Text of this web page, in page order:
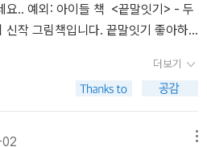
보수 우익을 선동하기에 얼마나 ‘좋
이었다. - 16, 해제페미니스트의 싸움
천히, 그리고 끝까지, 함께 할 수 있기
더 필요할 것 같다. 이제는 고전이 된
아이들 책 <끝말잇기> - 두
신작 그림책입니다. 끝말잇기 좋아하
, 사물들을 사진처럼 그려낸다는 특징
사 어벤져스> 1권 - 주변에서 좋은 책
아하지 않을까 싶어 샀는데 역시나 재
게는 좀 어려워 보여서 다음 시리즈
더보기